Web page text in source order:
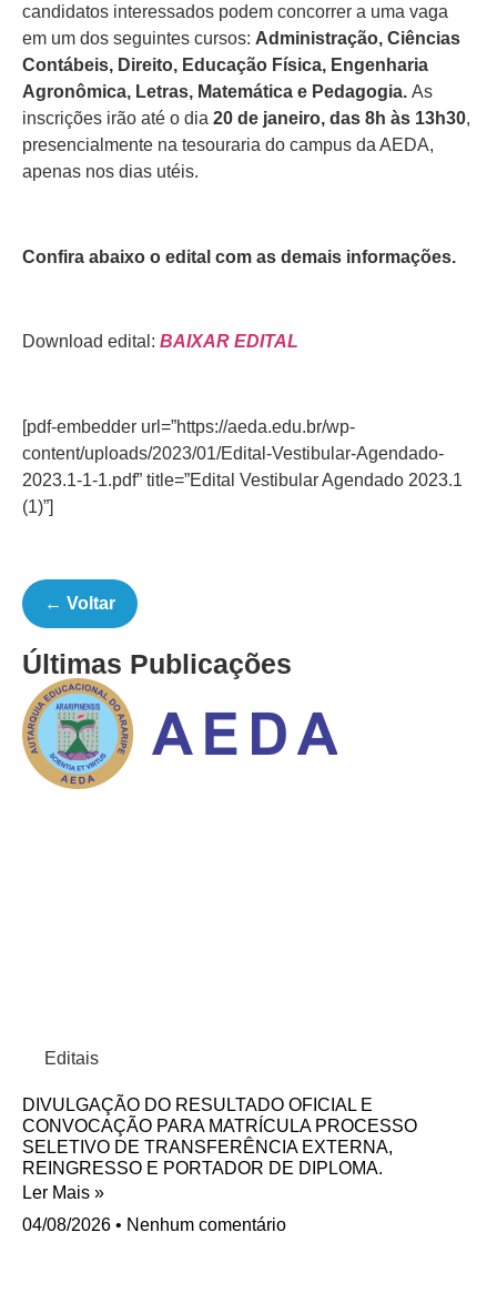
candidatos interessados podem concorrer a uma vaga
em um dos seguintes cursos: Administração, Ciências
Contábeis, Direito, Educação Física, Engenharia
Agronômica, Letras, Matemática e Pedagogia. As
inscrições irão até o dia 20 de janeiro, das 8h às 13h30,
presencialmente na tesouraria do campus da AEDA,
apenas nos dias utéis.
Confira abaixo o edital com as demais informações.
Download edital: BAIXAR EDITAL
[pdf-embedder url=”https://aeda.edu.br/wp-
content/uploads/2023/01/Edital-Vestibular-Agendado-
2023.1-1-1.pdf” title=”Edital Vestibular Agendado 2023.1
(1)”]
← Voltar
Últimas Publicações
Editais
DIVULGAÇÃO DO RESULTADO OFICIAL E
CONVOCAÇÃO PARA MATRÍCULA PROCESSO
SELETIVO DE TRANSFERÊNCIA EXTERNA,
REINGRESSO E PORTADOR DE DIPLOMA.
Ler Mais »
04/08/2026
Nenhum comentário